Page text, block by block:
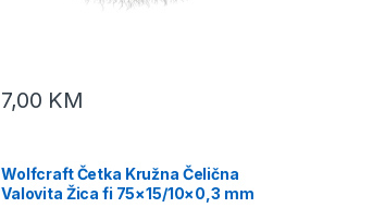
7,00 KM
Wolfcraft Četka Kružna Čelična
Valovita Žica fi 75×15/10×0,3 mm